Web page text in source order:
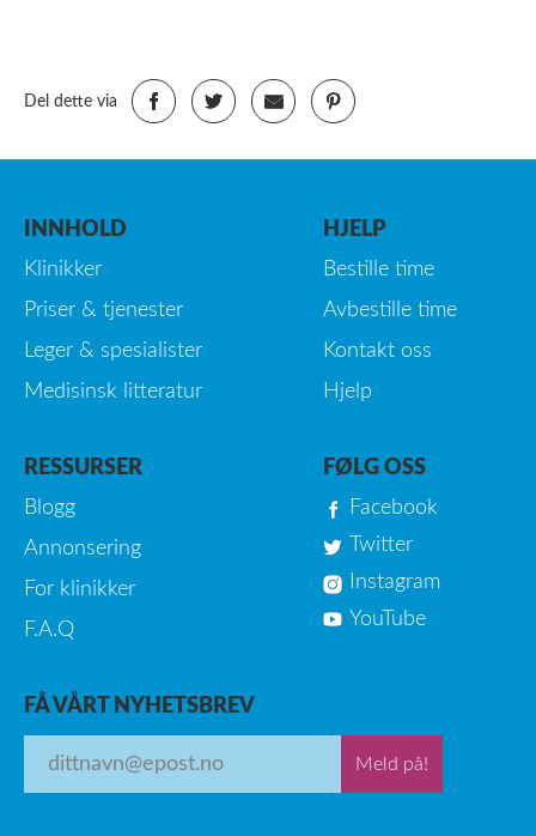
Del dette via
INNHOLD
Klinikker
Priser & tjenester
Leger & spesialister
Medisinsk litteratur
HJELP
Bestille time
Avbestille time
Kontakt oss
Hjelp
RESSURSER
Blogg
Annonsering
For klinikker
F.A.Q
FØLG OSS
Facebook
Twitter
Instagram
YouTube
FÅ VÅRT NYHETSBREV
Meld på!